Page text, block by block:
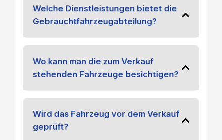
Welche Dienstleistungen bietet die
Gebrauchtfahrzeugabteilung?
Wo kann man die zum Verkauf
stehenden Fahrzeuge besichtigen?
Wird das Fahrzeug vor dem Verkauf
geprüft?